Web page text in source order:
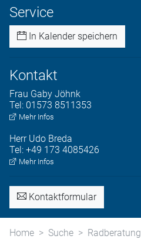
Service
In Kalender speichern
Kontakt
Frau Gaby Jöhnk
Tel: 01573 8511353
Mehr Infos
Herr Udo Breda
Tel: +49 173 4085426
Mehr Infos
Kontaktformular
Home Suche
Radberatung